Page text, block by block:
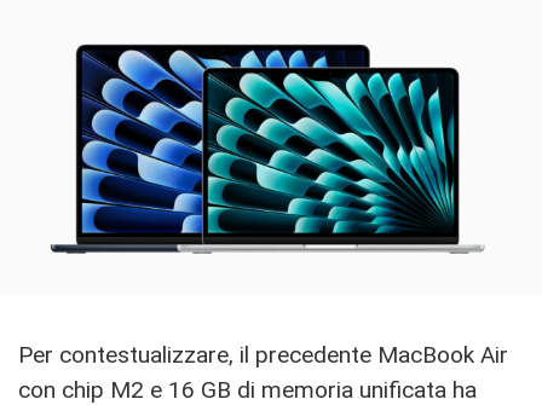
Per contestualizzare, il precedente MacBook Air
con chip M2 e 16 GB di memoria unificata ha